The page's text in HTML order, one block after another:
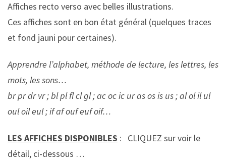
Affiches recto verso avec belles illustrations.
Ces affiches sont en bon état général (quelques traces
et fond jauni pour certaines).
Apprendre l’alphabet, méthode de lecture, les lettres, les
mots, les sons…
br pr dr vr ; bl pl fl cl gl ; ac oc ic ur as os is us ; al ol il ul
oul oil eul ; if af ouf euf oif…
LES AFFICHES DISPONIBLES : CLIQUEZ sur voir le
détail, ci-dessous …